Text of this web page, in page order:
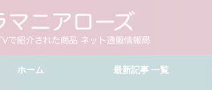
ホーム 最新記事 一覧